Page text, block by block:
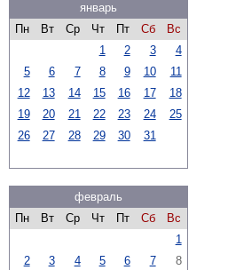
январь
Пн
Вт Ср Чт Пт Сб
Вс
1
2 3
4
5
6 7 8 9 10
11
12
13 14 15 16 17
18
19
20 21 22 23 24
25
26
27 28 29 30 31
февраль
Пн
Вт Ср Чт Пт Сб
Вс
1
2
3 4 5 6 7
8